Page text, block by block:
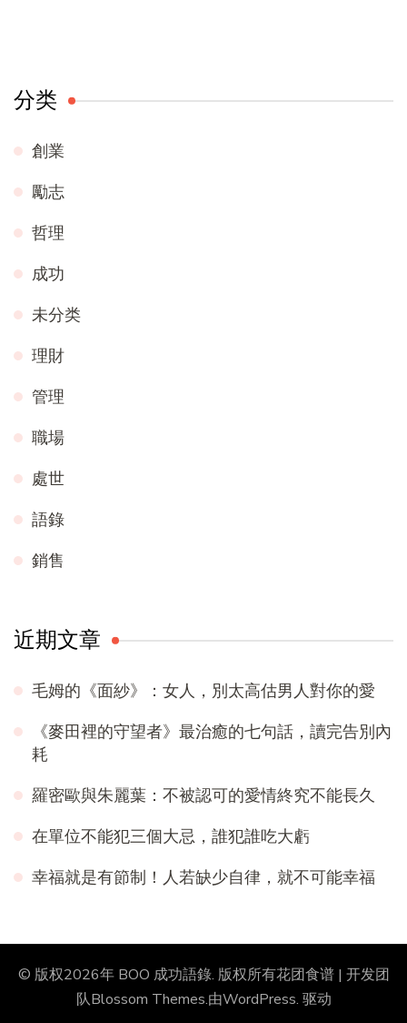
分类
創業
勵志
哲理
成功
未分类
理財
管理
職場
處世
語錄
銷售
近期文章
毛姆的《面紗》：女人，別太高估男人對你的愛
《麥田裡的守望者》最治癒的七句話，讀完告別內
耗
羅密歐與朱麗葉：不被認可的愛情終究不能長久
在單位不能犯三個大忌，誰犯誰吃大虧
幸福就是有節制！人若缺少自律，就不可能幸福
© 版权2026年 BOO 成功語錄. 版权所有花团食谱 | 开发团
队Blossom Themes.由WordPress. 驱动